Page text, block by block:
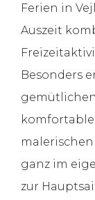
Ferien in
Auszeit
Besonders
ganz im
zur